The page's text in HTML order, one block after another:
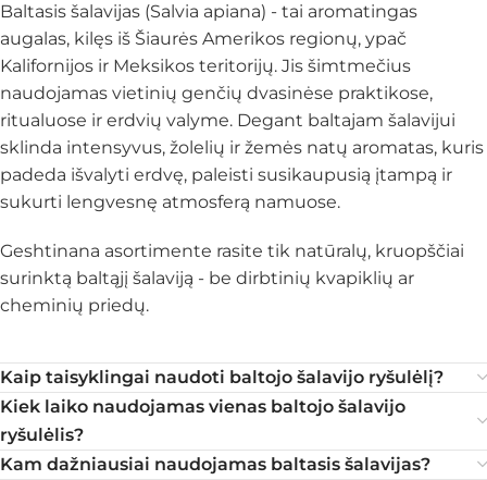
Baltasis šalavijas (Salvia apiana) - tai aromatingas
augalas, kilęs iš Šiaurės Amerikos regionų, ypač
Kalifornijos ir Meksikos teritorijų. Jis šimtmečius
naudojamas vietinių genčių dvasinėse praktikose,
ritualuose ir erdvių valyme. Degant baltajam šalavijui
sklinda intensyvus, žolelių ir žemės natų aromatas, kuris
padeda išvalyti erdvę, paleisti susikaupusią įtampą ir
sukurti lengvesnę atmosferą namuose.
Geshtinana asortimente rasite tik natūralų, kruopščiai
surinktą baltąjį šalaviją - be dirbtinių kvapiklių ar
cheminių priedų.
Kaip taisyklingai naudoti baltojo šalavijo ryšulėlį?
Kiek laiko naudojamas vienas baltojo šalavijo
ryšulėlis?
Kam dažniausiai naudojamas baltasis šalavijas?